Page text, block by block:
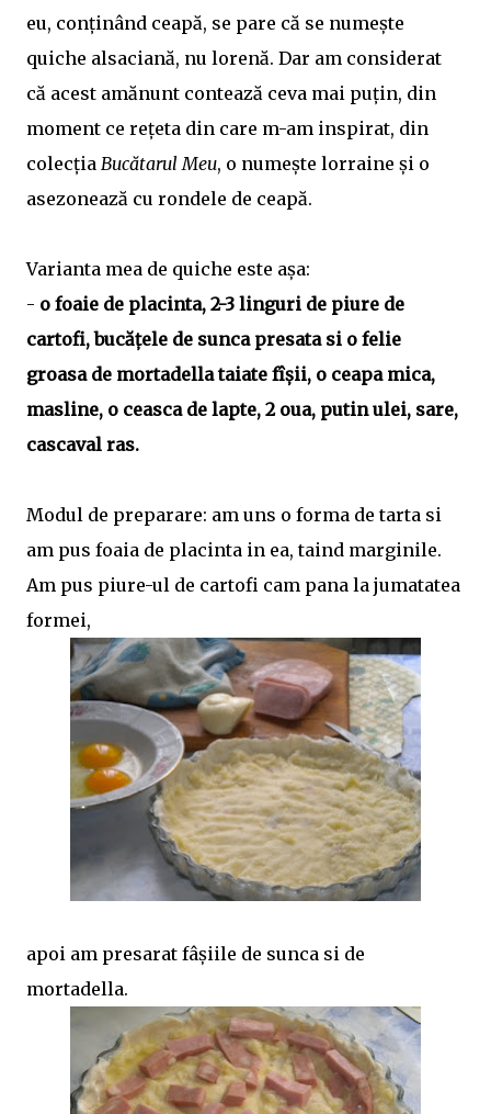
eu, conţinând ceapă, se pare că se numeşte
quiche alsaciană, nu lorenă. Dar am considerat
că acest amănunt contează ceva mai puţin, din
moment ce reţeta din care m-am inspirat, din
colecţia Bucătarul Meu, o numeşte lorraine şi o
asezonează cu rondele de ceapă.
Varianta mea de quiche este aşa:
- o foaie de placinta, 2-3 linguri de piure de
cartofi, bucăţele de sunca presata si o felie
groasa de mortadella taiate fîşii, o ceapa mica,
masline, o ceasca de lapte, 2 oua, putin ulei, sare,
cascaval ras.
Modul de preparare: am uns o forma de tarta si
am pus foaia de placinta in ea, taind marginile.
Am pus piure-ul de cartofi cam pana la jumatatea
formei,
apoi am presarat fâşiile de sunca si de
mortadella.